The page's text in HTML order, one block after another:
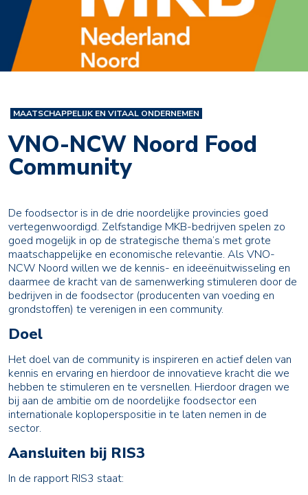
MAATSCHAPPELIJK EN VITAAL ONDERNEMEN
VNO-NCW Noord Food
Community
De foodsector is in de drie noordelijke provincies goed
vertegenwoordigd. Zelfstandige MKB-bedrijven spelen zo
goed mogelijk in op de strategische thema’s met grote
maatschappelijke en economische relevantie. Als VNO-
NCW Noord willen we de kennis- en ideeënuitwisseling en
daarmee de kracht van de samenwerking stimuleren door de
bedrijven in de foodsector (producenten van voeding en
grondstoffen) te verenigen in een community.
Doel
Het doel van de community is inspireren en actief delen van
kennis en ervaring en hierdoor de innovatieve kracht die we
hebben te stimuleren en te versnellen. Hierdoor dragen we
bij aan de ambitie om de noordelijke foodsector een
internationale koploperspositie in te laten nemen in de
sector.
Aansluiten bij RIS3
In de rapport RIS3 staat: